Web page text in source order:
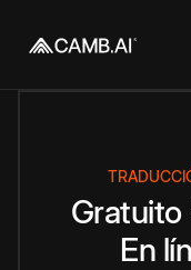
Gratuito
En